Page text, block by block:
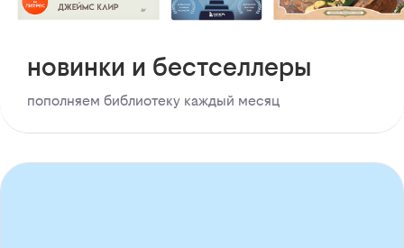
новинки и бестселлеры
пополняем библиотеку каждый месяц